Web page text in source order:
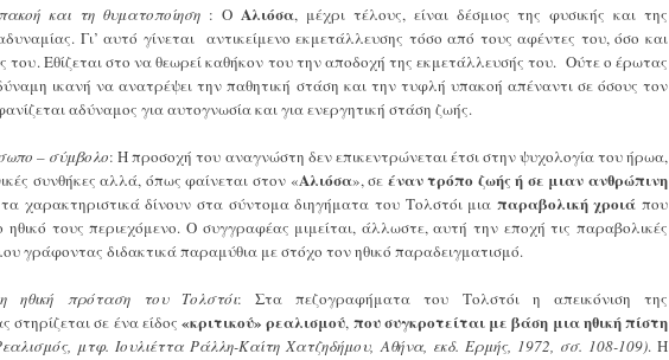
και τη θυματοποίηση : Ο Αλιόσα, μέχρι τέλους, είναι δέσμιος της φυσικής και της
Γι’ αυτό γίνεται αντικείμενο εκμετάλλευσης τόσο από τους αφέντες του, όσο και
του. Εθίζεται στο να θεωρεί καθήκον του την αποδοχή της εκμετάλλευσής του. Ούτε ο έρωτας
ικανή να ανατρέψει την παθητική στάση και την τυφλή υπακοή απέναντι σε όσους τον
αδύναμος για αυτογνωσία και για ενεργητική στάση ζωής.
– σύμβολο: Η προσοχή του αναγνώστη δεν επικεντρώνεται έτσι στην ψυχολογία του ήρωα,
συνθήκες αλλά, όπως φαίνεται στον «Αλιόσα», σε έναν τρόπο ζωής ή σε μιαν ανθρώπινη
χαρακτηριστικά δίνουν στα σύντομα διηγήματα του Τολστόι μια παραβολική χροιά που
ηθικό τους περιεχόμενο. Ο συγγραφέας μιμείται, άλλωστε, αυτή την εποχή τις παραβολικές
γράφοντας διδακτικά παραμύθια με στόχο τον ηθικό παραδειγματισμό.
η ηθική πρόταση του Τολστόι: Στα πεζογραφήματα του Τολστόι η απεικόνιση της
στηρίζεται σε ένα είδος«κριτικού» ρεαλισμού, που συγκροτείται με βάση μια ηθική πίστη
μτφ. Ιουλιέττα Ράλλη-Καίτη Χατζηδήμου, Αθήνα, εκδ. Ερμής, 1972, σσ. 108-109). Η